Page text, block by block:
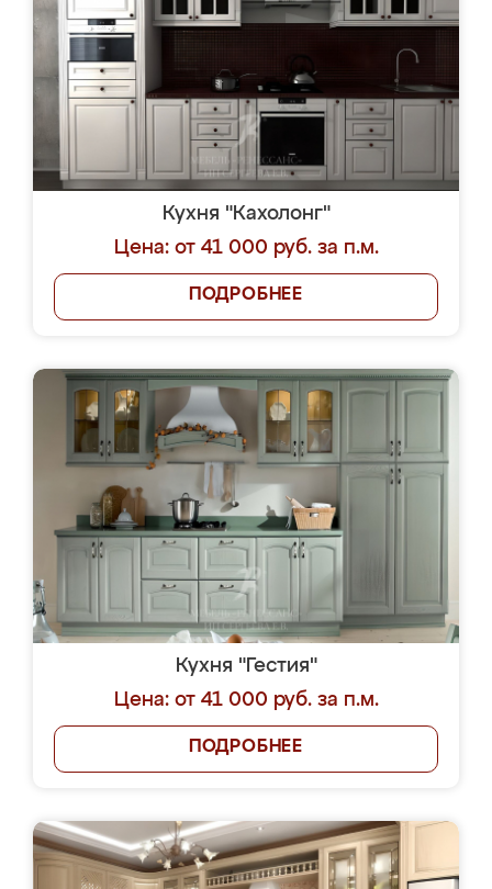
Кухня "Кахолонг"
Цена: от 41 000 руб. за п.м.
ПОДРОБНЕЕ
Кухня "Гестия"
Цена: от 41 000 руб. за п.м.
ПОДРОБНЕЕ